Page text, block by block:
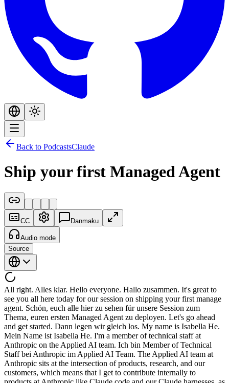
Back to PodcastsClaude
Ship your first Managed Agent
CC Danmaku
Audio mode
Source
All right. Alles klar. Hello everyone. Hallo zusammen. It's great to see you all here today for our session on shipping your first manage agent. Schön, euch alle hier zu sehen für unsere Session zum Thema, euren ersten Managed Agent zu deployen. Let's go ahead and get started. Dann legen wir gleich los. My name is Isabella He. Mein Name ist Isabella He. I'm a member of technical staff at Anthropic on the Applied AI team. Ich bin Member of Technical Staff bei Anthropic im Applied AI Team. The Applied AI team at Anthropic sits at the intersection of products, research, and our customers, which means that I get to contribute internally to products at Anthropic like Claude code and our Claude harnesses, as well as work externally with our customers that are building on top of Claude and on top of our harnesses. Das Applied AI Team bei Anthropic sitzt an der Schnittstelle von Produkten, Forschung und unseren Kunden, was bedeutet, dass ich intern zu Produkten bei Anthropic beitragen kann, wie Claude Code und unsere Claude Harnesses, und gleichzeitig extern mit unseren Kunden arbeite, die auf Claude und unseren Harnesses aufbauen. So, my goal today is to get you all hands-on with actually building on top of manage agents, understanding how the harness works under the hood, and getting you ready to actually ship your first incident response management. Mein Ziel heute ist es, euch alle hands-on mit dem Aufbau auf Managed Agents vertraut zu machen, zu verstehen, wie der Harness unter der Haube funktioniert, und euch bereit zu machen, euren ersten Incident-Response-Agent tatsächlich zu deployen. So, the quick overview of today's agenda. Also, ein kurzer Überblick über die heutige Agenda. We're going to cover first a quick refresher of Claude manage agents. Wir beginnen mit einem kurzen Refresher zu Claude Managed Agents. I want to talk you through a little bit about how this harness works under the hood and what makes it so special. Ich möchte euch ein bisschen erklären, wie dieser Harness unter der Haube funktioniert und was ihn so besonders macht. Our team put a lot of thought into the architectural design of Claude manage agents to make sure that it runs ready and reliably for production-ready agents. Unser Team hat viel Gedanken in das Architekturdesign von Claude Managed Agents investiert, um sicherzustellen, dass es zuverlässig und produktionsreif für Agents läuft. So, I want to talk you through a little bit of how that works so that then when we transition to the second portion here, which is the hands-on workshop, you'll actually understand what each of the primitives you're building actually mean for your agents under the hood. Ich möchte euch also etwas erklären, wie das funktioniert, damit ihr beim Übergang zum zweiten Teil, dem Hands-on Workshop, tatsächlich versteht, was jedes der Primitives, die ihr baut, für eure Agents unter der Haube bedeutet. So, for the majority of today's session, I want you all to actually have your laptops open, building alongside me, actually working inside of a repository, and getting you ready to actually spin up a working incident response agent. Für den Großteil der heutigen Session möchte ich, dass ihr eure Laptops offen habt, gemeinsam mit mir baut, in einem Repository arbeitet und bereit seid, einen funktionierenden Incident-Response-Agent hochzufahren. Lastly, we'll talk a little bit about beyond the basics. Zum Schluss sprechen wir noch kurz über das, was über die Grundlagen hinausgeht. Today's session is the first session of a couple of other ones that will build on top of this on Claude manage agents. Die heutige Session ist die erste in einer Reihe weiterer Sessions, die auf dieser zu Claude Managed Agents aufbauen werden. Specifically, right after this one, I think there's another session on dreaming, which is one of my favorite new features with Claude manage agents for self-improving agents and memory built into the harness. Direkt im Anschluss gibt es, glaube ich, eine weitere Session über Dreaming, eines meiner liebsten neuen Features in Claude Managed Agents für selbstverbessernde Agents und Memory, das im Harness eingebaut ist. So, encourage everyone to dive in a little bit deeper into what else is in the box after we set you all up for success today with a quick introduction. Ich empfehle also jedem, nach unserem kurzen Einstieg heute tiefer in die weiteren Möglichkeiten einzutauchen. So, let's first touch a little bit about how we got here with Claude manage agents. Schauen wir uns also zunächst kurz an, wie wir mit Claude Managed Agents hierher gekommen sind. When we first released the very first Claude back in 2023, we released a messages API alongside access to Claude. Als wir 2023 das allererste Claude veröffentlichten, haben wir zusammen mit dem Zugang zu Claude auch eine Messages API herausgegeben. This provided raw model access to all Claude models. Diese bot rohen Modellzugang zu allen Claude-Modellen. This became the very first way that people could programmatically build on top of Claude and essentially gave a way for people to access tokens in and tokens out via our Claude models. Das wurde zur allerersten Möglichkeit, wie Menschen programmatisch auf Claude aufbauen konnten, und gab im Wesentlichen eine Methode vor, über unsere Claude-Modelle Tokens rein und Tokens raus zuzugreifen. This also meant that for everyone building on top of Claude models, they had to implement all the various primitives themselves. Das bedeutete auch, dass jeder, der auf Claude-Modellen aufbaute, alle verschiedenen Primitives selbst implementieren musste. Things like context management, the actual agent loop, compaction, etc. Dinge wie Context Management, den eigentlichen Agent Loop, Compaction und so weiter. All the primitives that come alongside making the agent work. Alle Primitives, die dazugehören, damit der Agent funktioniert. When models were less intelligent back in the early days of let's say 2023, some of these primitives were much simpler because agents could simply do less. Als die Modelle in den frühen Tagen, sagen wir 2023, weniger intelligent waren, waren einige dieser Primitives viel einfacher, weil Agents schlicht weniger konnten. But, as we evolved into now with higher model intelligence and as agents are able to take on more complex tasks and actually take actions within environments and come to actually do entire tasks for humans, the primitives that come alongside context management and managing an agent's ability to execute API calls and tool calls becomes much more complex. Aber mit der Weiterentwicklung hin zu höherer Modellintelligenz und da Agents in der Lage sind, komplexere Aufgaben zu übernehmen, tatsächlich Aktionen in Umgebungen auszuführen und ganze Aufgaben für Menschen zu erledigen, wird das, was für Context Management und das Verwalten der Fähigkeit eines Agents, API-Calls und Tool-Calls auszuführen, benötigt wird, deutlich komplexer. So, that's when we moved to the agent SDK, which became a harness that allows you to programmatically call Claude code, one of our agents at Anthropic. Dann sind wir zum Agent SDK übergegangen, das zu einem Harness wurde, mit dem man programmatisch Claude Code aufrufen kann, einen unserer Agents bei Anthropic. So, Claude code is something that an agent has access to a computer and takes actions within file system. Claude Code ist also etwas, bei dem ein Agent Zugang zu einem Computer hat und Aktionen im Dateisystem ausführt. So, the agent SDK became a way for you to make Claude much more powerful by leveraging the power of Claude code within a harness. Das Agent SDK wurde also zu einem Weg, Claude deutlich mächtiger zu machen, indem man die Stärken von Claude Code innerhalb eines Harness nutzt. The main thing here though is that with the agent SDK, developers still had to manage hosting and scaling on their own and making sure that the agent SDK would be safe to run within their containers. Das Wichtigste hier ist jedoch, dass Entwickler mit dem Agent SDK Hosting und Skalierung weiterhin selbst verwalten mussten und sicherstellen mussten, dass das Agent SDK sicher in ihren Containern laufen würde. That's only then evolved into Claude managed agents, which is the first harness to be able to handle scaling and production ready components for you by Anthropic, providing things like a purpose-built harness, sandboxing, observability, tool runtime, all within a managed infrastructure system. Das hat sich dann zu Claude Managed Agents weiterentwickelt, dem ersten Harness, der Skalierung und produktionsreife Komponenten für euch durch Anthropic übernimmt, mit Dingen wie einem eigens entwickelten Harness, Sandboxing, Observability, Tool Runtime, alles innerhalb einer verwalteten Infrastruktur. This means that developers can focus on task and agent configuration, custom tool logic, the things that actually matter for bringing domain expertise and customizability to your agents, where you're handing off the rest of all the primitives and core compute and primitives of essentially managing the basics of agent running to Anthropic. Das bedeutet, dass Entwickler sich auf Task- und Agent-Konfiguration, benutzerdefinierte Tool-Logik und die Dinge konzentrieren können, die wirklich wichtig sind, um Domain-Expertise und Anpassbarkeit in eure Agents einzubringen, während ihr den Rest aller Primitives und die Grundlagen des Agent-Betriebs an Anthropic abgebt. So, that brings me to managed agents as the fastest way to build production ready agents on Claude. Das bringt mich zu Managed Agents als dem schnellsten Weg, produktionsreife Agents auf Claude zu bauen. We've seen people build 10 to 15 times faster to production with Claude managed agents by leveraging our purpose-built harness. Wir haben gesehen, dass Menschen mit Claude Managed Agents 10 bis 15 Mal schneller in die Produktion kommen, indem sie unseren speziell entwickelten Harness nutzen. Part of the reason why we built Claude manag